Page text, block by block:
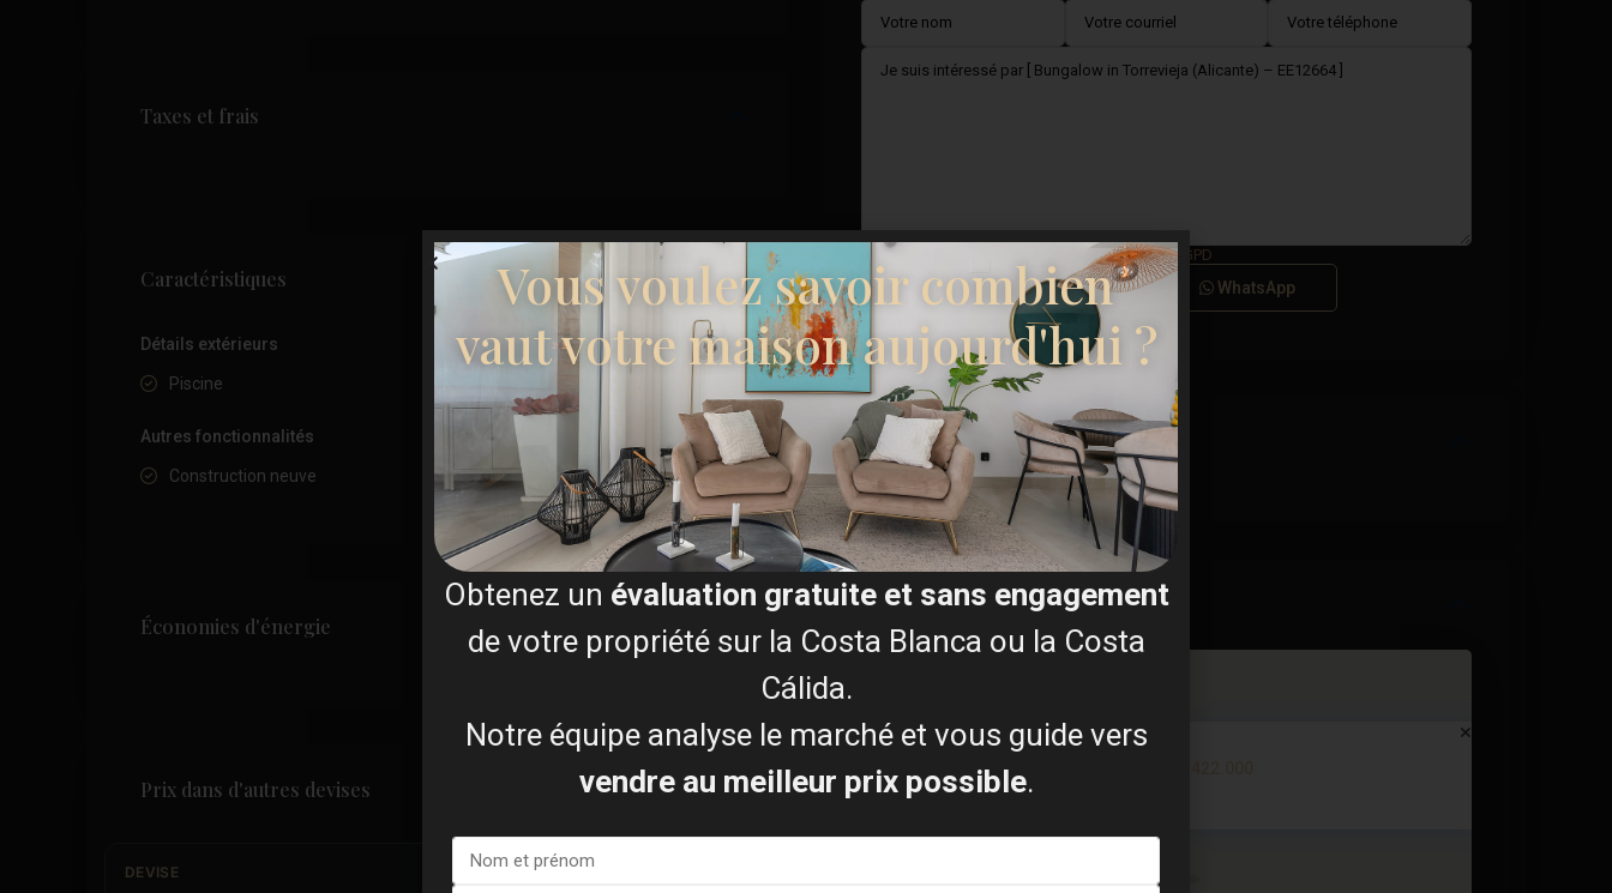
Taxes et frais
Caractéristiques
Détails extérieurs
Piscine
Autres fonctionnalités
Construction neuve
Économies d'énergie
Prix dans d'autres devises
DEVISE PRIX
Je consens à la Conditions générales du RGPD
Appel WhatsApp
Plans d'étage
Carte
Vous voulez savoir combien
vaut votre maison aujourd'hui ?
Obtenez un évaluation gratuite et sans engagement
de votre propriété sur la Costa Blanca ou la Costa
Cálida.
Notre équipe analyse le marché et vous guide vers
vendre au meilleur prix possible.